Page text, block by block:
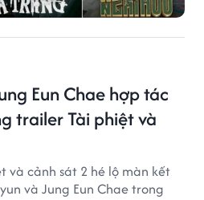
Eun Chae hợp tác
trailer Tài phiệt và
và cảnh sát 2 hé lộ màn kết
và Jung Eun Chae trong